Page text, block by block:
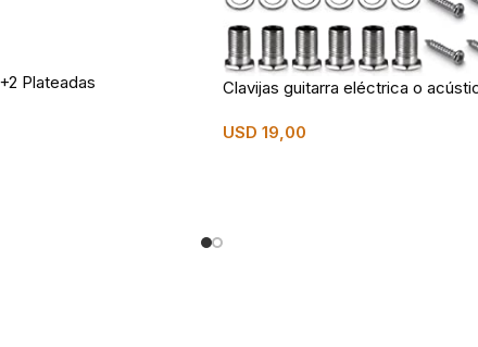
Plateadas Clavijas guitarra eléctrica o
USD 19,00